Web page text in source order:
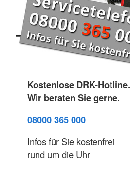
Kostenlose DRK-Hotline.
Wir beraten Sie gerne.
08000 365 000
Infos für Sie kostenfrei
rund um die Uhr